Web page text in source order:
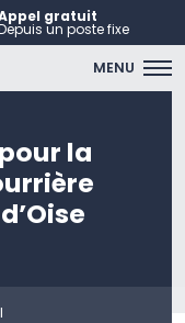
gratuit
un poste fixe
MENU
la